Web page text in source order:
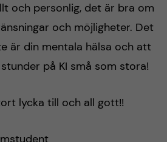
och personlig, det är bra om
och möjligheter. Det
är din mentala hälsa och att
på KI små som stora!
lycka till och all gott!!